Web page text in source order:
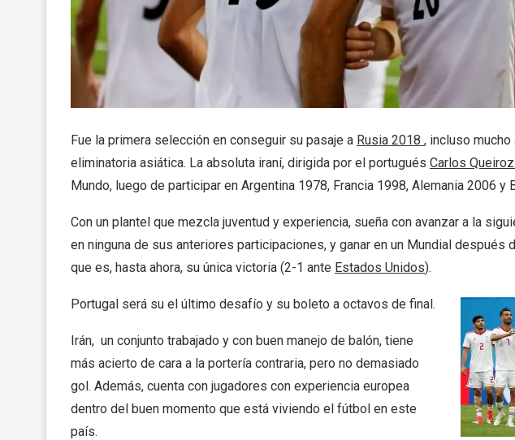
Fue la primera selección en conseguir su pasaje a Rusia 2018 , incluso
eliminatoria asiática. La absoluta iraní, dirigida por el portugués Carlos Queiroz
Mundo, luego de participar en Argentina 1978, Francia 1998, Alemania 2006 y
Con un plantel que mezcla juventud y experiencia, sueña con avanzar a la
en ninguna de sus anteriores participaciones, y ganar en un Mundial después
que es, hasta ahora, su única victoria (2-1 ante Estados Unidos).
Portugal será su el último desafío y su boleto a octavos de final.
Irán, un conjunto trabajado y con buen manejo de balón, tiene
más acierto de cara a la portería contraria, pero no demasiado
gol. Además, cuenta con jugadores con experiencia europea
dentro del buen momento que está viviendo el fútbol en este
país.